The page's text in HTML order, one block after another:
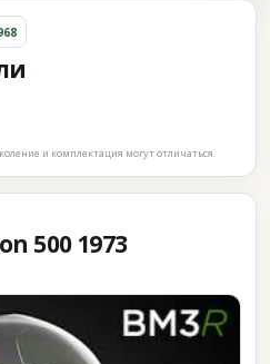
и комплектация могут отличаться.
500 1973